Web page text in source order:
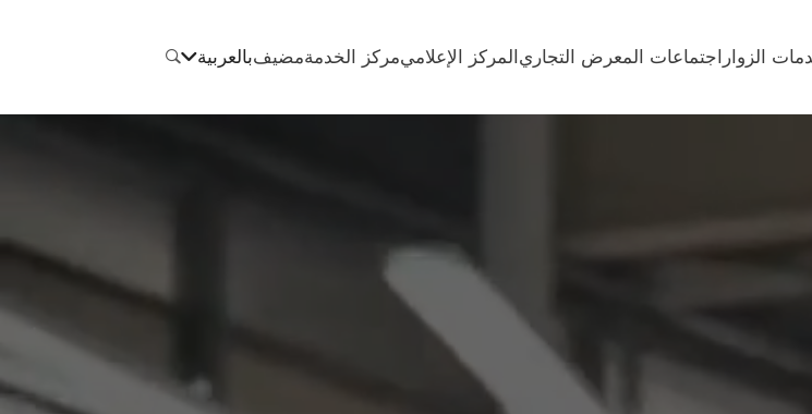
الزوار اجتماعات المعرض التجاريالمركز الإعلاميمركز الخدمةمضيفبالعربية